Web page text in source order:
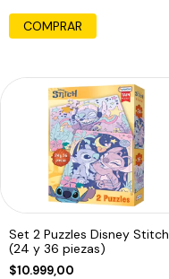
Set 2 Puzzles Disney Stitch
(24 y 36 piezas)
$10.999,00